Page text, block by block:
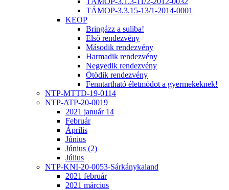
TÁMOP-3.3.15-13/1-2014-0001
KEOP
Bringázz a suliba!
Első rendezvény
Második rendezvény
Harmadik rendezvény
Negyedik rendezvény
Ötödik rendezvény
Fenntartható életmódot a gyermekeknek!
NTP-MTTD-19-0114
NTP-ATP-20-0019
2021 január 14
Február
Április
Június
Június (2)
Július
NTP-KNI-20-0053-Sárkánykaland
2021 február
2021 március